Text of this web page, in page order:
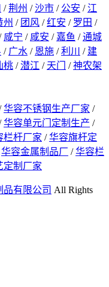
/荆州 /沙市 / 公安 / 江
州 / 团风 /红安 / 罗田 /
咸宁 / 咸安 / 嘉鱼 /通城
/ 广水 / 恩施 /利川 / 建
桃 /潜江 / 天门 /神农架
华容不锈钢生产厂家 /
华容单元门定制生产 /
栏杆厂家 /华容旗杆定
华容金属制品厂 /华容栏
定制厂家
有限公司 All Rights